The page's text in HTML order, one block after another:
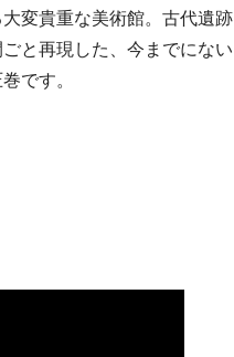
変貴重な美術館。古代遺跡
と再現した、今までにない
です。